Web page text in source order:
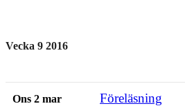
Vecka 9 2016
Ons 2 mar
Föreläsning